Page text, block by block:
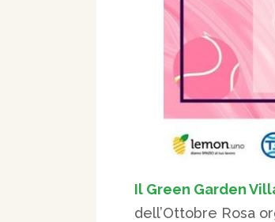
Il Green Garden
dell’Ottobre Rosa